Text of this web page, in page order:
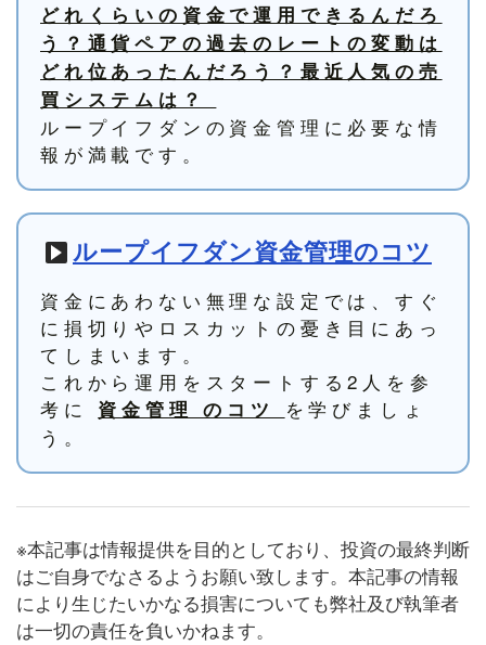
どれくらいの資金で運用できるんだろ
う？通貨ペアの過去のレートの変動は
どれ位あったんだろう？最近人気の売
買システムは？
ループイフダンの資金管理に必要な情
報が満載です。
ループイフダン資金管理のコツ
資金にあわない無理な設定では、すぐ
に損切りやロスカットの憂き目にあっ
てしまいます。
これから運用をスタートする2人を参
考に 資金管理 のコツ を学びましょ
う。
※本記事は情報提供を目的としており、投資の最終判断
はご自身でなさるようお願い致します。本記事の情報
により生じたいかなる損害についても弊社及び執筆者
は一切の責任を負いかねます。